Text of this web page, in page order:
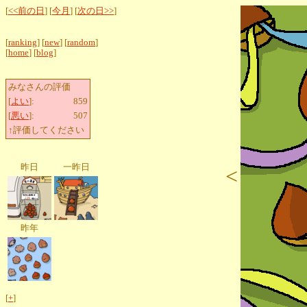
[<<前の日 ] [今月 ] [次の日>>]
[ranking] [new] [random]
[home] [blog]
みなさんの評価
[よい]:
859
[悪い]:
507
↑評価してください
昨日 一昨日
昨年
[+]
<